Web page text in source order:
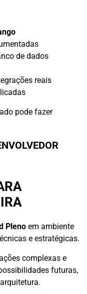
de dados
reais
pode fazer
Pleno em ambiente
e estratégicas.
complexas e
futuras,